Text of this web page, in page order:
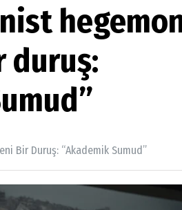
duruş:
Bir Duruş: “Akademik Sumud”